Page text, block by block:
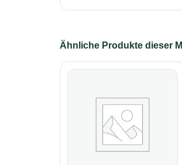
Ähnliche Produkte dieser